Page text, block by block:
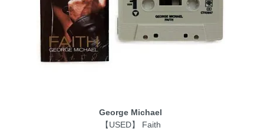
George Michael
【USED】 Faith